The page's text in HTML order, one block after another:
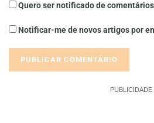
Quero ser notificado de
Notificar-me de novos artigos por
PUBLICIDADE